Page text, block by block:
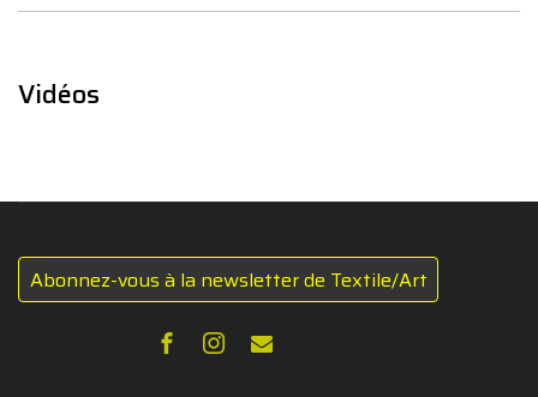
Vidéos
Abonnez-vous à la newsletter de Textile/Art